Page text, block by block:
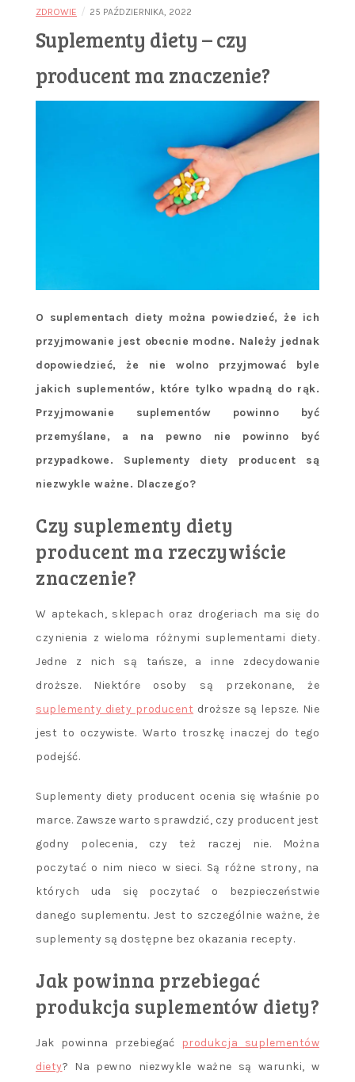
ZDROWIE / 25 PAŹDZIERNIKA, 2022
Suplementy diety – czy
producent ma znaczenie?
O suplementach diety można powiedzieć, że ich
przyjmowanie jest obecnie modne. Należy jednak
dopowiedzieć, że nie wolno przyjmować byle
jakich suplementów, które tylko wpadną do rąk.
Przyjmowanie suplementów powinno być
przemyślane, a na pewno nie powinno być
przypadkowe. Suplementy diety producent są
niezwykle ważne. Dlaczego?
Czy suplementy diety
producent ma rzeczywiście
znaczenie?
W aptekach, sklepach oraz drogeriach ma się do
czynienia z wieloma różnymi suplementami diety.
Jedne z nich są tańsze, a inne zdecydowanie
droższe. Niektóre osoby są przekonane, że
suplementy diety producent droższe są lepsze. Nie
jest to oczywiste. Warto troszkę inaczej do tego
podejść.
Suplementy diety producent ocenia się właśnie po
marce. Zawsze warto sprawdzić, czy producent jest
godny polecenia, czy też raczej nie. Można
poczytać o nim nieco w sieci. Są różne strony, na
których uda się poczytać o bezpieczeństwie
danego suplementu. Jest to szczególnie ważne, że
suplementy są dostępne bez okazania recepty.
Jak powinna przebiegać
produkcja suplementów diety?
Jak powinna przebiegać
produkcja suplementów
diety? Na pewno niezwykle ważne są warunki, w